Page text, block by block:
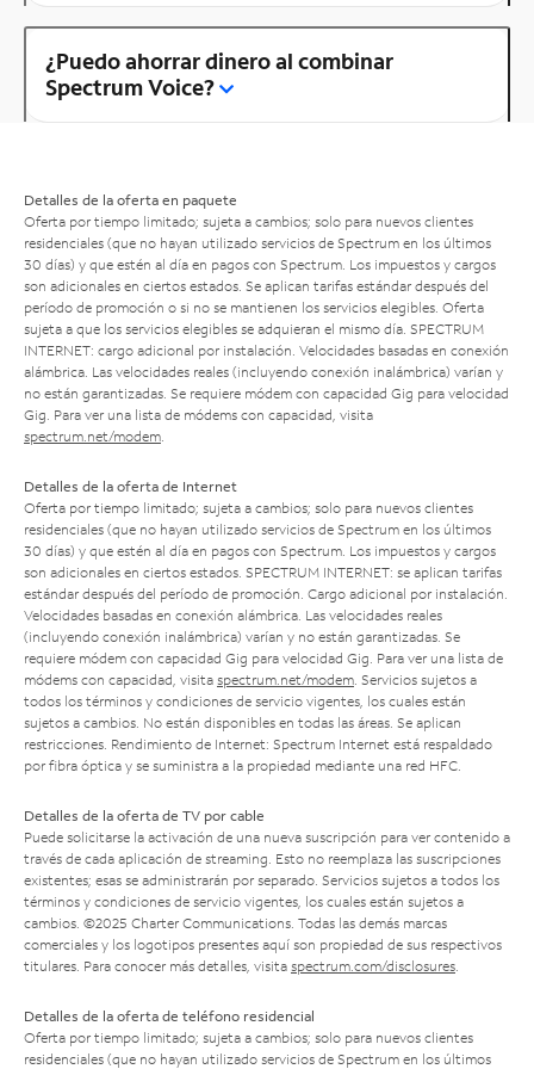
¿Puedo ahorrar dinero al combinar
Spectrum Voice?
Detalles de la oferta en paquete
Oferta por tiempo limitado; sujeta a cambios; solo para nuevos clientes
residenciales (que no hayan utilizado servicios de Spectrum en los últimos
30 días) y que estén al día en pagos con Spectrum. Los impuestos y cargos
son adicionales en ciertos estados. Se aplican tarifas estándar después del
período de promoción o si no se mantienen los servicios elegibles. Oferta
sujeta a que los servicios elegibles se adquieran el mismo día. SPECTRUM
INTERNET: cargo adicional por instalación. Velocidades basadas en conexión
alámbrica. Las velocidades reales (incluyendo conexión inalámbrica) varían y
no están garantizadas. Se requiere módem con capacidad Gig para velocidad
Gig. Para ver una lista de módems con capacidad, visita
spectrum.net/modem
Detalles de la oferta de Internet
Oferta por tiempo limitado; sujeta a cambios; solo para nuevos clientes
residenciales (que no hayan utilizado servicios de Spectrum en los últimos
30 días) y que estén al día en pagos con Spectrum. Los impuestos y cargos
son adicionales en ciertos estados. SPECTRUM INTERNET: se aplican tarifas
estándar después del período de promoción. Cargo adicional por instalación.
Velocidades basadas en conexión alámbrica. Las velocidades reales
(incluyendo conexión inalámbrica) varían y no están garantizadas. Se
requiere módem con capacidad Gig para velocidad Gig. Para ver una lista de
módems con capacidad, visita spectrum.net/modem . Servicios sujetos a
todos los términos y condiciones de servicio vigentes, los cuales están
sujetos a cambios. No están disponibles en todas las áreas. Se aplican
restricciones. Rendimiento de Internet: Spectrum Internet está respaldado
por fibra óptica y se suministra a la propiedad mediante una red HFC.
Detalles de la oferta de TV por cable
Puede solicitarse la activación de una nueva suscripción para ver contenido a
través de cada aplicación de streaming. Esto no reemplaza las suscripciones
existentes; esas se administrarán por separado. Servicios sujetos a todos los
términos y condiciones de servicio vigentes, los cuales están sujetos a
cambios. ©2025 Charter Communications. Todas las demás marcas
comerciales y los logotipos presentes aquí son propiedad de sus respectivos
titulares. Para conocer más detalles, visita spectrum.com/disclosures
Detalles de la oferta de teléfono residencial
Oferta por tiempo limitado; sujeta a cambios; solo para nuevos clientes
residenciales (que no hayan utilizado servicios de Spectrum en los últimos